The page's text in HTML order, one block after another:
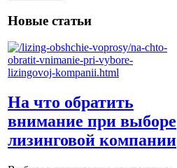
Новые статьи
На что обратить
внимание при выборе
лизинговой компании